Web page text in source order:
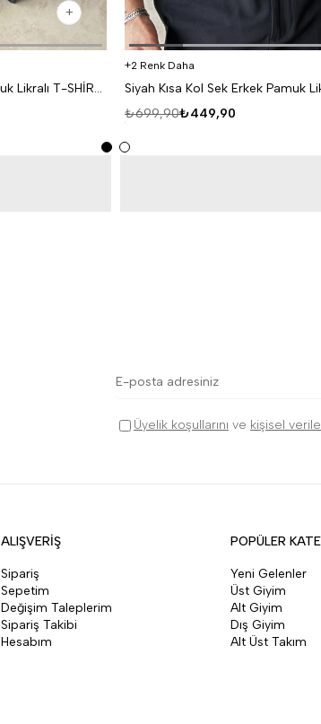
Beyaz Kısa Kol Sek Erkek Pamuk Likralı T-SHİRT SC
2 Renk Daha
₺449,90
₺699,90
Üyelik koşullarını ve kişisel
ALIŞVERİŞ
Sipariş
Sepetim
Değişim Taleplerim
Sipariş Takibi
Hesabım
POPÜLER
Yeni Gelenler
Üst Giyim
Alt Giyim
Dış Giyim
Alt Üst Takım